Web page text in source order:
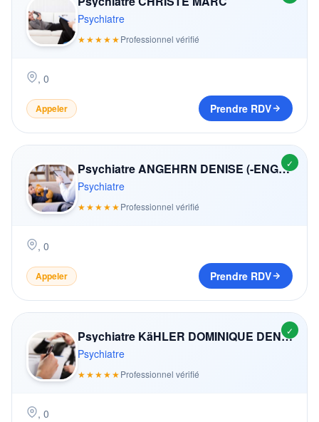
Psychiatre
★★★★★Professionnel vérifié
, 0
Appeler Prendre RDV
✓
Psychiatre ANGEHRN DENISE (-ENGLER)
Psychiatre
★★★★★Professionnel vérifié
, 0
Appeler Prendre RDV
✓
Psychiatre KäHLER DOMINIQUE DENISE
Psychiatre
★★★★★Professionnel vérifié
, 0